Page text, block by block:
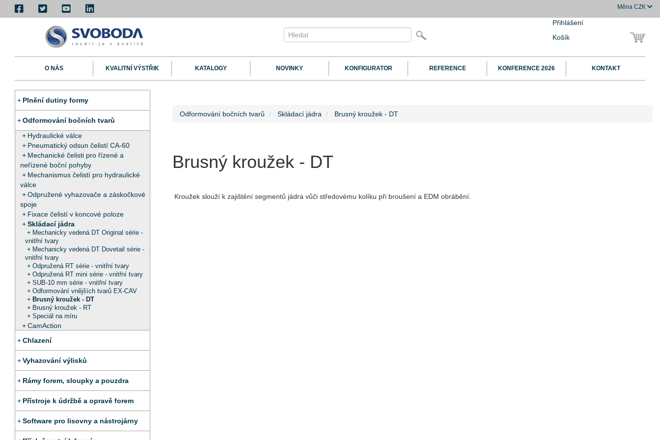
Měna CZK
Přihlášení
Košík
O NÁS KVALITNÍ VÝSTŘIK KATALOGY NOVINKY KONFIGURATOR REFERENCE KONFERENCE 2026 KONTAKT
Plnění dutiny formy
Odformování bočních tvarů
Hydraulické válce
Pneumatický odsun čelistí CA-60
Mechanické čelisti pro řízené a
neřízené boční pohyby
Mechanismus čelistí pro hydraulické
válce
Odpružené vyhazovače a záskočkové
spoje
Fixace čelistí v koncové poloze
Skládací jádra
Mechanicky vedená DT Original série -
vnitřní tvary
Mechanicky vedená DT Dovetail série -
vnitřní tvary
Odpružená RT série - vnitřní tvary
Odpružená RT mini série - vnitřní tvary
SUB-10 mm série - vnitřní tvary
Odformování vnějších tvarů EX-CAV
Brusný kroužek - DT
Brusný kroužek - RT
Speciál na míru
CamAction
Chlazení
Vyhazování výlisků
Rámy forem, sloupky a pouzdra
Přístroje k údržbě a opravě forem
Software pro lisovny a nástrojárny
Odformování bočních tvarů Skládací jádra Brusný kroužek - DT
Brusný kroužek - DT
Kroužek slouží k zajištění segmentů jádra vůči středovému kolíku při broušení a EDM obrábění.